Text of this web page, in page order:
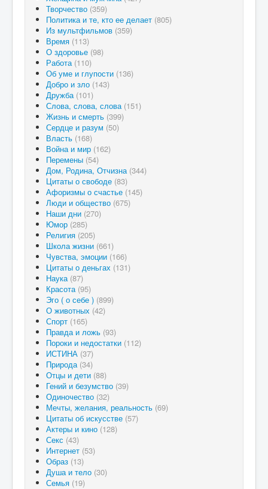
Творчество (359)
Политика и те, кто ее делает (805)
Из мультфильмов (359)
Время (113)
О здоровье (98)
Работа (110)
Об уме и глупости (136)
Добро и зло (143)
Дружба (101)
Слова, слова, слова (151)
Жизнь и смерть (399)
Сердце и разум (50)
Власть (168)
Война и мир (162)
Перемены (54)
Дом, Родина, Отчизна (344)
Цитаты о свободе (83)
Афоризмы о счастье (145)
Люди и общество (675)
Наши дни (270)
Юмор (285)
Религия (205)
Школа жизни (661)
Чувства, эмоции (166)
Цитаты о деньгах (131)
Наука (87)
Красота (95)
Эго ( о себе ) (899)
О животных (42)
Спорт (165)
Правда и ложь (93)
Пороки и недостатки (112)
ИСТИНА (37)
Природа (34)
Отцы и дети (88)
Гений и безумство (39)
Одиночество (32)
Мечты, желания, реальность (69)
Цитаты об искусстве (57)
Актеры и кино (128)
Секс (43)
Интернет (53)
Образ (13)
Душа и тело (30)
Семья (19)